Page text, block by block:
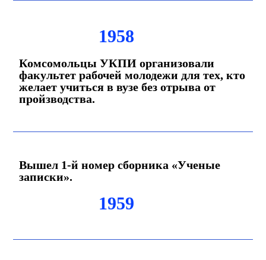
1958
Комсомольцы УКПИ организовали
факультет рабочей молодежи для тех, кто
желает учиться в вузе без отрыва от
пройзводства.
Вышел 1-й номер сборника «Ученые
записки».
1959